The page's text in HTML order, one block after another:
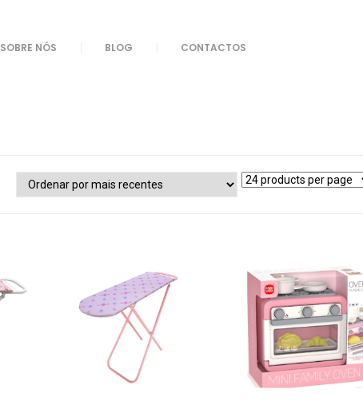
SOBRE NÓS BLOG CONTACTOS